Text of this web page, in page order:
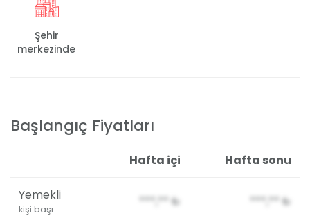
Şehir
merkezinde
Başlangıç Fiyatları
Hafta içi Hafta sonu
Yemekli
kişi başı
***,** ₺ ***,** ₺